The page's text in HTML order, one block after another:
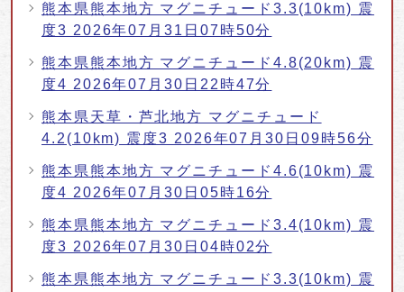
熊本県熊本地方 マグニチュード3.3(10km) 震
度3 2026年07月31日07時50分
熊本県熊本地方 マグニチュード4.8(20km) 震
度4 2026年07月30日22時47分
熊本県天草・芦北地方 マグニチュード
4.2(10km) 震度3 2026年07月30日09時56分
熊本県熊本地方 マグニチュード4.6(10km) 震
度4 2026年07月30日05時16分
熊本県熊本地方 マグニチュード3.4(10km) 震
度3 2026年07月30日04時02分
熊本県熊本地方 マグニチュード3.3(10km) 震